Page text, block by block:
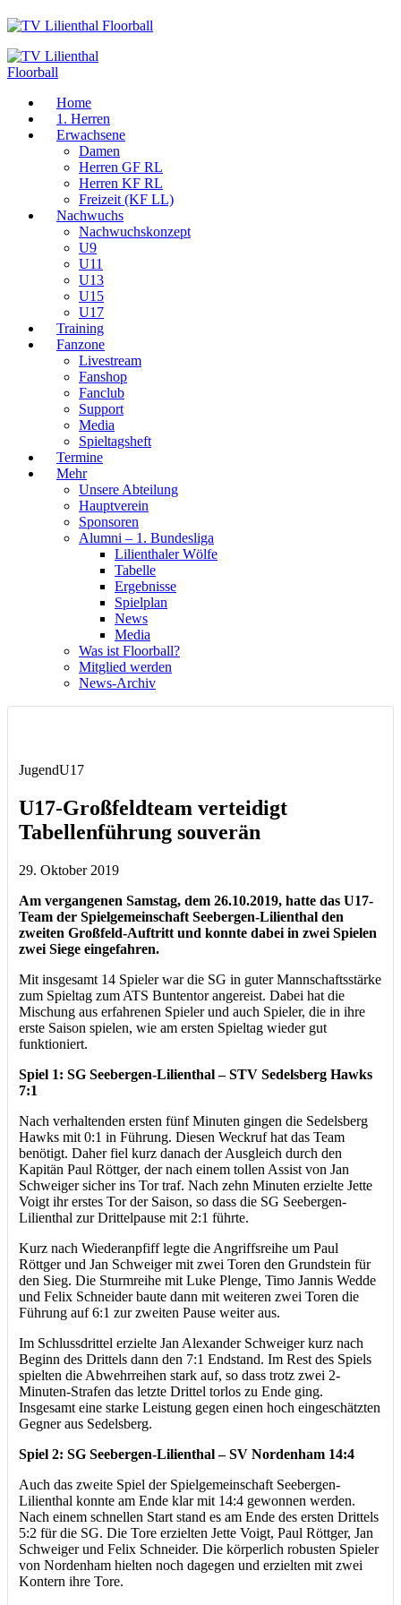
Home
1. Herren
Erwachsene
Damen
Herren GF RL
Herren KF RL
Freizeit (KF LL)
Nachwuchs
Nachwuchskonzept
U9
U11
U13
U15
U17
Training
Fanzone
Livestream
Fanshop
Fanclub
Support
Media
Spieltagsheft
Termine
Mehr
Unsere Abteilung
Hauptverein
Sponsoren
Alumni – 1. Bundesliga
Lilienthaler Wölfe
Tabelle
Ergebnisse
Spielplan
News
Media
Was ist Floorball?
Mitglied werden
News-Archiv
JugendU17
U17-Großfeldteam verteidigt
Tabellenführung souverän
29. Oktober 2019
Am vergangenen Samstag, dem 26.10.2019, hatte das U17-
Team der Spielgemeinschaft Seebergen-Lilienthal den
zweiten Großfeld-Auftritt und konnte dabei in zwei Spielen
zwei Siege eingefahren.
Mit insgesamt 14 Spieler war die SG in guter Mannschaftsstärke
zum Spieltag zum ATS Buntentor angereist. Dabei hat die
Mischung aus erfahrenen Spieler und auch Spieler, die in ihre
erste Saison spielen, wie am ersten Spieltag wieder gut
funktioniert.
Spiel 1: SG Seebergen-Lilienthal – STV Sedelsberg Hawks
7:1
Nach verhaltenden ersten fünf Minuten gingen die Sedelsberg
Hawks mit 0:1 in Führung. Diesen Weckruf hat das Team
benötigt. Daher fiel kurz danach der Ausgleich durch den
Kapitän Paul Röttger, der nach einem tollen Assist von Jan
Schweiger sicher ins Tor traf. Nach zehn Minuten erzielte Jette
Voigt ihr erstes Tor der Saison, so dass die SG Seebergen-
Lilienthal zur Drittelpause mit 2:1 führte.
Kurz nach Wiederanpfiff legte die Angriffsreihe um Paul
Röttger und Jan Schweiger mit zwei Toren den Grundstein für
den Sieg. Die Sturmreihe mit Luke Plenge, Timo Jannis Wedde
und Felix Schneider baute dann mit weiteren zwei Toren die
Führung auf 6:1 zur zweiten Pause weiter aus.
Im Schlussdrittel erzielte Jan Alexander Schweiger kurz nach
Beginn des Drittels dann den 7:1 Endstand. Im Rest des Spiels
spielten die Abwehrreihen stark auf, so dass trotz zwei 2-
Minuten-Strafen das letzte Drittel torlos zu Ende ging.
Insgesamt eine starke Leistung gegen einen hoch eingeschätzten
Gegner aus Sedelsberg.
Spiel 2: SG Seebergen-Lilienthal – SV Nordenham 14:4
Auch das zweite Spiel der Spielgemeinschaft Seebergen-
Lilienthal konnte am Ende klar mit 14:4 gewonnen werden.
Nach einem schnellen Start stand es am Ende des ersten Drittels
5:2 für die SG. Die Tore erzielten Jette Voigt, Paul Röttger, Jan
Schweiger und Felix Schneider. Die körperlich robusten Spieler
von Nordenham hielten noch dagegen und erzielten mit zwei
Kontern ihre Tore.